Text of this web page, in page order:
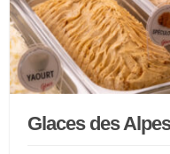
Glaces des